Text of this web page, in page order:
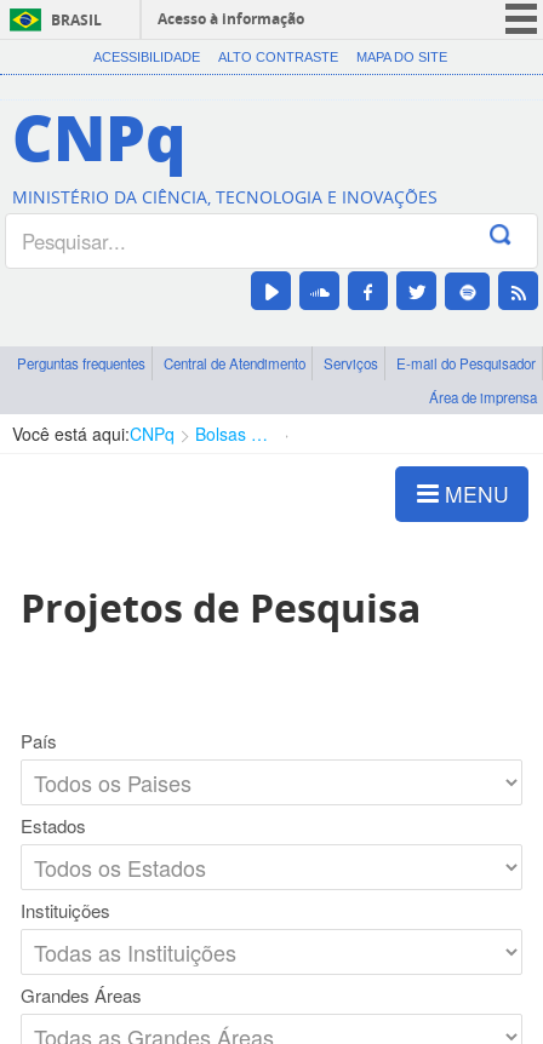
BRASIL
Acesso à informação
CORONAVÍRUS (COVID-19)
Canais
ACESSIBILIDADE ALTO CONTRASTE MAPA DO SITE
CNPq
MINISTÉRIO DA CIÊNCIA, TECNOLOGIA E INOVAÇÕES
Perguntas frequentes Central de Atendimento Serviços
E-mail do Pesquisador
Área de imprensa
Você está aqui:CNPq Bolsas e Auxílios Vigentes
MENU
Projetos de Pesquisa
País
Estados
Instituições
Grandes Áreas